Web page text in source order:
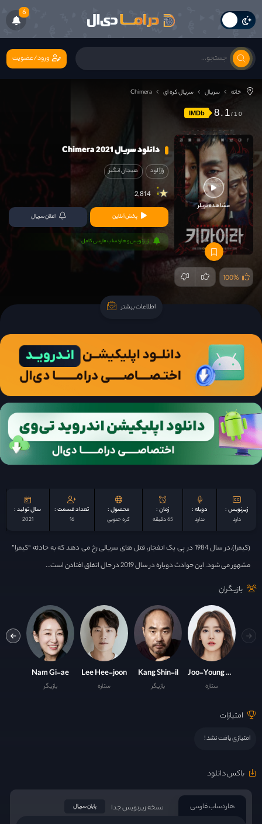
6
ورود/عضویت
خانه سریال سریال کره ای Chimera
IMDb 8.1
مشاهده تریلر
100%
دانلود سریال Chimera 2021
رازآلود هیجان انگیز
2,814
پخش آنلاین اعلان سریال
زیرنویس و هاردساب فارسی کامل
اطلاعات بیشتر
زیرنویس :
دارد
دوبله :
ندارد
زمان :
65 دقیقه
محصول :
کره جنوبی
تعداد قسمت :
16
سال تولید :
2021
(کیمرا).در سال 1984 در پی یک انفجار، قتل های سریالی رخ می دهد که به حادثه “کیمرا”
مشهور می شود. این حوادث دوباره در سال 2019 در حال اتفاق افتادن است…
بازیگران
Joo-Young Cha
ستاره
Kang Shin-il
بازیگر
Lee Hee-joon
ستاره
Nam Gi-ae
بازیگر
امتیازات
امتیازی یافت نشد !
باکس دانلود
هاردساب فارسی نسخه زیرنویس جدا پایان سریال